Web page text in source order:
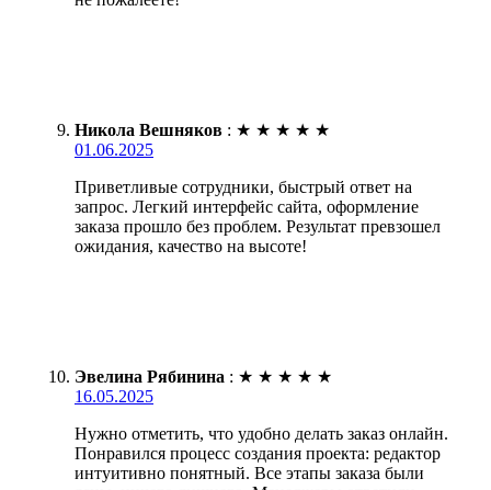
Никола Вешняков : ★ ★ ★ ★ ★
01.06.2025
Приветливые сотрудники, быстрый ответ на
запрос. Легкий интерфейс сайта, оформление
заказа прошло без проблем. Результат превзошел
ожидания, качество на высоте!
Эвелина Рябинина : ★ ★ ★ ★ ★
16.05.2025
Нужно отметить, что удобно делать заказ онлайн.
Понравился процесс создания проекта: редактор
интуитивно понятный. Все этапы заказа были